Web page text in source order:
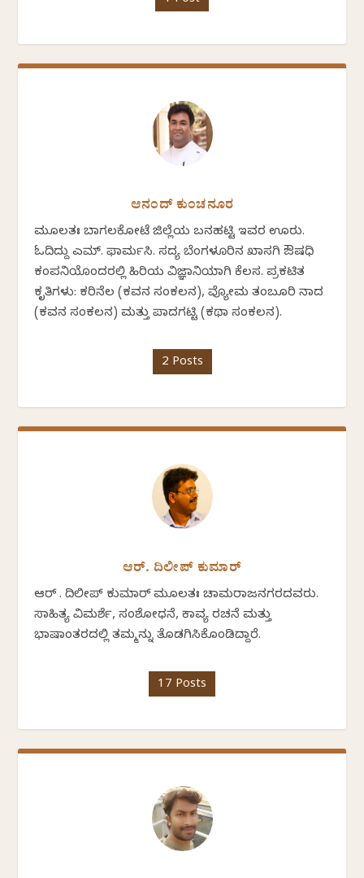
ಆನಂದ್ ಕುಂಚನೂರ
ಮೂಲತಃ ಬಾಗಲಕೋಟೆ ಜಿಲ್ಲೆಯ ಬನಹಟ್ಟಿ ಇವರ ಊರು.
ಓದಿದ್ದು ಎಮ್. ಫಾರ್ಮಸಿ. ಸದ್ಯ ಬೆಂಗಳೂರಿನ ಖಾಸಗಿ ಔಷಧಿ
ಕಂಪನಿಯೊಂದರಲ್ಲಿ ಹಿರಿಯ ವಿಜ್ಞಾನಿಯಾಗಿ ಕೆಲಸ. ಪ್ರಕಟಿತ
ಕೃತಿಗಳು: ಕರಿನೆಲ (ಕವನ ಸಂಕಲನ), ವ್ಯೋಮ ತಂಬೂರಿ ನಾದ
(ಕವನ ಸಂಕಲನ) ಮತ್ತು ಪಾದಗಟ್ಟಿ (ಕಥಾ ಸಂಕಲನ).
2 Posts
ಆರ್. ದಿಲೀಪ್ ಕುಮಾರ್
ಆರ್ . ದಿಲೀಪ್ ಕುಮಾರ್ ಮೂಲತಃ ಚಾಮರಾಜನಗರದವರು.
ಸಾಹಿತ್ಯ ವಿಮರ್ಶೆ, ಸಂಶೋಧನೆ, ಕಾವ್ಯ ರಚನೆ ಮತ್ತು
ಭಾಷಾಂತರದಲ್ಲಿ ತಮ್ಮನ್ನು ತೊಡಗಿಸಿಕೊಂಡಿದ್ದಾರೆ.
17 Posts